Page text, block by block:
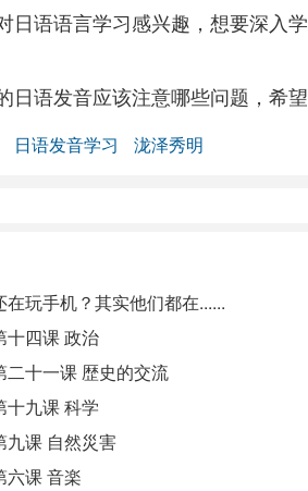
日语语言学习感兴趣，想要深入
日语发音应该注意哪些问题，希
日语发音学习 泷泽秀明
玩手机？其实他们都在......
十四课 政治
十一课 歴史的交流
十九课 科学
九课 自然災害
六课 音楽